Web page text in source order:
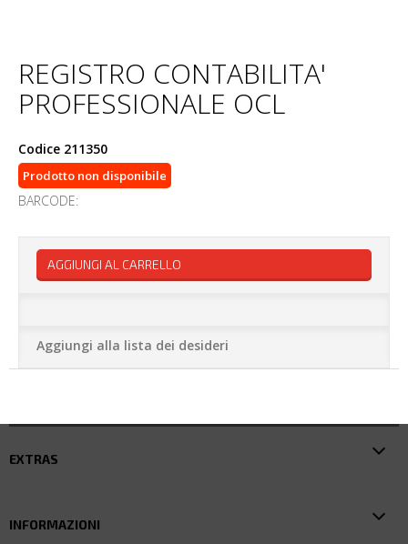
REGISTRO CONTABILITA'
PROFESSIONALE OCL
Codice 211350
Prodotto non disponibile
BARCODE:
AGGIUNGI AL CARRELLO
Aggiungi alla lista dei desideri
EXTRAS
INFORMAZIONI